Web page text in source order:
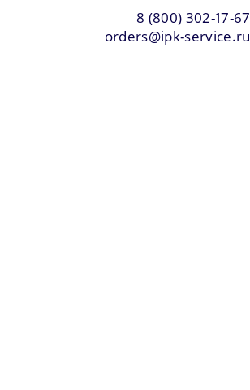
8 (800) 302-17-67
orders@ipk-service.ru